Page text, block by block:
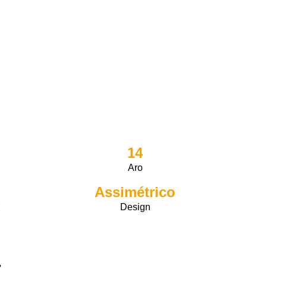
14
Aro
Assimétrico
Design